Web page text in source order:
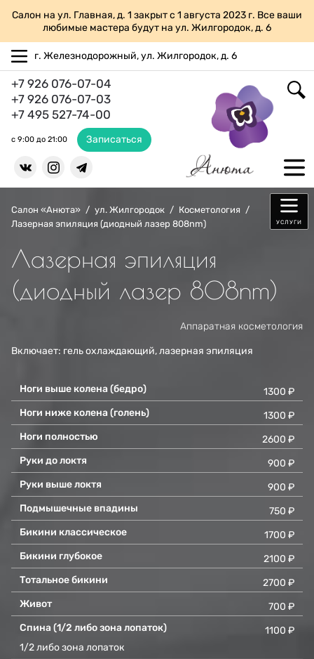
Салон на ул. Главная, д. 1 закрыт с 1 августа 2023 г. Все ваши
любимые мастера будут на ул. Жилгородок, д. 6
г. Железнодорожный, ул. Жилгородок, д. 6
+7 926 076-07-04
+7 926 076-07-03
+7 495 527-74-00
с 9:00 до 21:00 Записаться
УСЛУГИ
Салон «Анюта» / ул. Жилгородок / Косметология /
Лазерная эпиляция (диодный лазер 808nm)
Лазерная эпиляция
(диодный лазер 808nm)
Аппаратная косметология
Включает: гель охлаждающий, лазерная эпиляция
Ноги выше колена (бедро)
1300 ₽
Ноги ниже колена (голень)
1300 ₽
Ноги полностью
2600 ₽
Руки до локтя
900 ₽
Руки выше локтя
900 ₽
Подмышечные впадины
750 ₽
Бикини классическое
1700 ₽
Бикини глубокое
2100 ₽
Тотальное бикини
2700 ₽
Живот
700 ₽
Спина (1/2 либо зона лопаток)
1100 ₽
1/2 либо зона лопаток